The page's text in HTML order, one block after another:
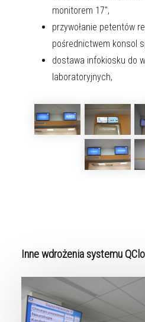
monitorem 17",
przywołanie petentów
pośrednictwem konsol
dostawa infokiosku do
laboratoryjnych,
Inne wdrożenia systemu